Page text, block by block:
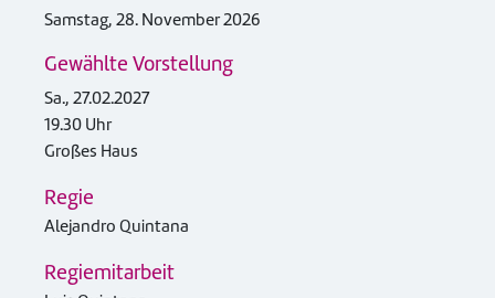
Samstag, 28. November 2026
Gewählte Vorstellung
Sa., 27.02.2027
19.30 Uhr
Großes Haus
Regie
Alejandro Quintana
Regiemitarbeit